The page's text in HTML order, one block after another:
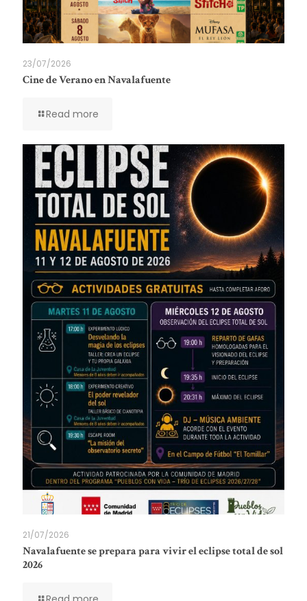
23/07/2026
Cine de Verano en Navalafuente
Read more
21/07/2026
Navalafuente se prepara para vivir el eclipse total de sol
2026